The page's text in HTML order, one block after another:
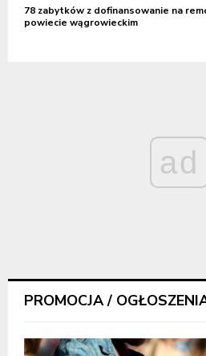
78 zabytków z dofinansowanie na
powiecie wągrowieckim
ad
PROMOCJA /